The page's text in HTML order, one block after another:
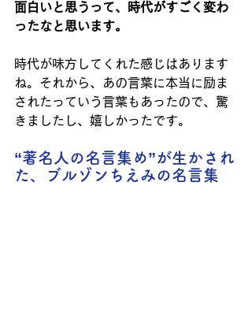
面白いと思うって、時代がすごく変わ
ったなと思います。
時代が味方してくれた感じはあります
ね。それから、あの言葉に本当に励ま
されたっていう言葉もあったので、驚
きましたし、嬉しかったです。
“著名人の名言集め”が生かされ
た、ブルゾンちえみの名言集